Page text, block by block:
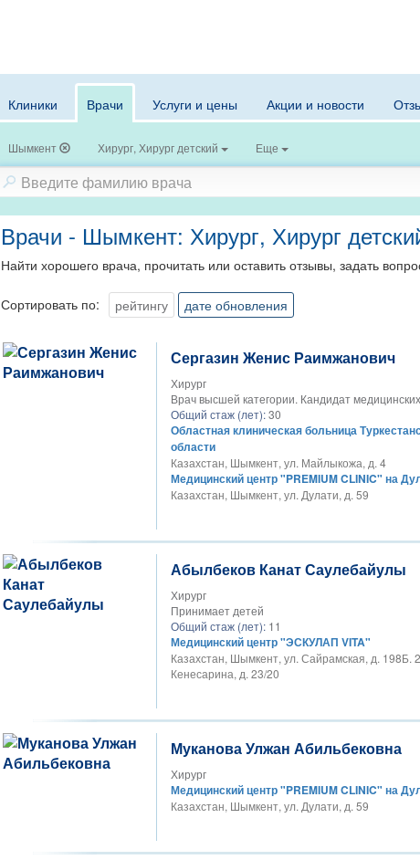
Клиники Врачи Услуги и цены Акции и новости
Шымкент Хирург, Хирург детский Еще
Врачи - Шымкент: Хирург, Хирург
Найти хорошего врача, прочитать или оставить отзывы, задать
Сортировать по: рейтингу дате обновления
Сергазин Женис Раимжанович
Хирург
Врач высшей категории. Кандидат
Общий стаж (лет):30
Областная клиническая больница
области
Казахстан, Шымкент, ул. Майлыкожа, д. 4
Медицинский центр "PREMIUM CLINIC" на
Казахстан, Шымкент, ул. Дулати, д. 59
Абылбеков Канат Саулебайулы
Хирург
Принимает детей
Общий стаж (лет):11
Медицинский центр "ЭСКУЛАП VITA"
Казахстан, Шымкент, ул. Сайрамская, д. 198Б.
Кенесарина, д. 23/20
Муканова Улжан Абильбековна
Хирург
Медицинский центр "PREMIUM CLINIC" на
Казахстан, Шымкент, ул. Дулати, д. 59